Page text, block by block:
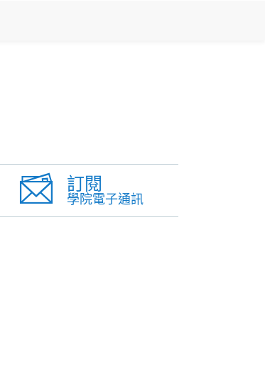
訂閱
學院電子通訊